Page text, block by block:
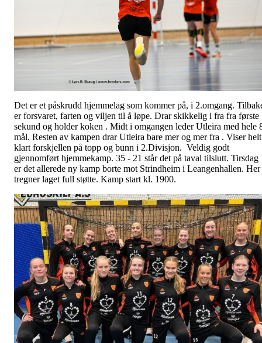
Det er et påskrudd hjemmelag som kommer på, i 2.omgang.
er forsvaret, farten og viljen til å løpe. Drar skikkelig i fra fra første
sekund og holder koken . Midt i omgangen leder Utleira med hele
mål. Resten av kampen drar Utleira bare mer og mer fra . Viser helt
klart forskjellen på topp og bunn i 2.Divisjon. Veldig godt
gjennomført hjemmekamp. 35 - 21 står det på taval tilslutt. Tirsdag
er det allerede ny kamp borte mot Strindheim i Leangenhallen. Her
tregner laget full støtte. Kamp start kl. 1900.